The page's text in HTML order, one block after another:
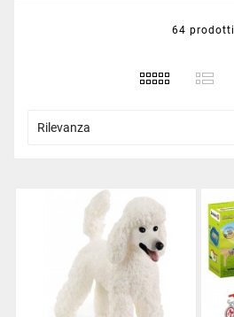
64 prodotti
Rilevanza